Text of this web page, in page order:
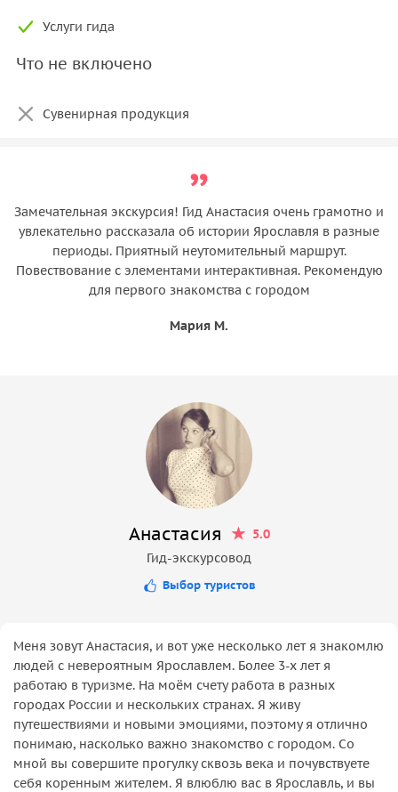
Услуги гида
Что не включено
Сувенирная продукция
Замечательная экскурсия! Гид Анастасия очень грамотно и
увлекательно рассказала об истории Ярославля в разные
периоды. Приятный неутомительный маршрут.
Повествование с элементами интерактивная. Рекомендую
для первого знакомства с городом
Мария М.
Анастасия
5.0
Гид-экскурсовод
Выбор туристов
Меня зовут Анастасия, и вот уже несколько лет я знакомлю
людей с невероятным Ярославлем. Более 3-х лет я
работаю в туризме. На моём счету работа в разных
городах России и нескольких странах. Я живу
путешествиями и новыми эмоциями, поэтому я отлично
понимаю, насколько важно знакомство с городом. Со
мной вы совершите прогулку сквозь века и почувствуете
себя коренным жителем. Я влюблю вас в Ярославль, и вы